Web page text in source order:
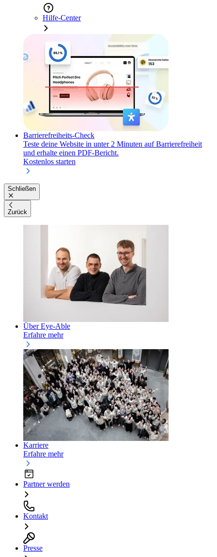
Hilfe-Center
Barrierefreiheits-Check
Teste deine Website in unter 2 Minuten auf Barrierefreiheit
und erhalte einen PDF-Bericht.
Kostenlos starten
Schließen
Zurück
Über Eye-Able
Erfahre mehr
Karriere
Erfahre mehr
Partner werden
Kontakt
Presse